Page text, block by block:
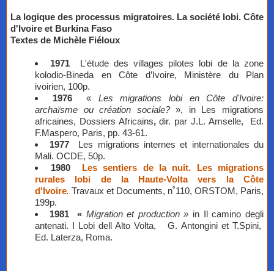
La logique des processus migratoires. La société lobi. Côte
d'Ivoire et Burkina Faso
Textes de Michèle Fiéloux
1971
L'étude des villages pilotes lobi de la zone
kolodio-Bineda en Côte d’Ivoire, Ministère du Plan
ivoirien, 100p.
1976
« Les migrations lobi en Côte d'Ivoire:
archaïsme ou création sociale?», in Les migrations
africaines, Dossiers Africains,dir. par J.L. Amselle, Ed.
F.Maspero, Paris, pp. 43-61.
1977
Les migrations internes et internationales du
Mali. OCDE, 50p.
1980
Les sentiers de la nuit. Les migrations
rurales lobi de la Haute-Volta vers la Côte
d'Ivoire. Travaux et Documents, n˚110, ORSTOM, Paris,
199p.
1981 « Migration et production » in Il camino degli
antenati. I Lobi dell Alto Volta, G. Antongini et T.Spini,
Ed. Laterza, Roma.